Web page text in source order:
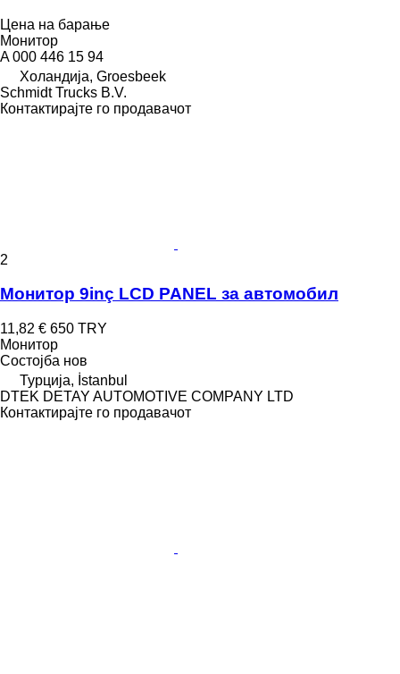
Цена на барање
Монитор
A 000 446 15 94
Холандија, Groesbeek
Schmidt Trucks B.V.
Контактирајте го продавачот
2
Монитор 9inç LCD PANEL за aвтомобил
11,82 € 650 TRY
Монитор
Состојба нов
Турција, İstanbul
DTEK DETAY AUTOMOTIVE COMPANY LTD
Контактирајте го продавачот